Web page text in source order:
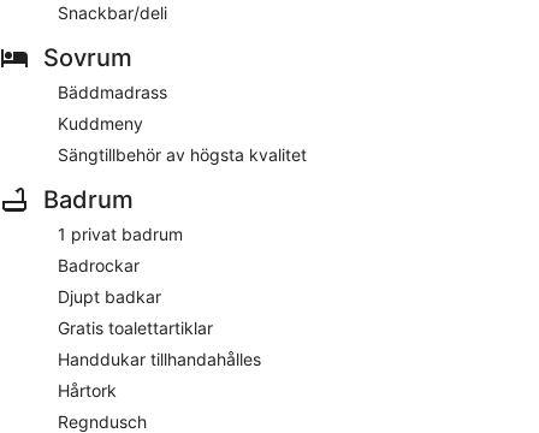
Snackbar/deli
Sovrum
Bäddmadrass
Kuddmeny
Sängtillbehör av högsta kvalitet
Badrum
1 privat badrum
Badrockar
Djupt badkar
Gratis toalettartiklar
Handdukar tillhandahålles
Hårtork
Regndusch